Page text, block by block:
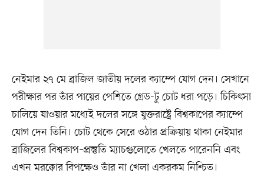
নেইমার ২৭ মে ব্রাজিল জাতীয় দলের ক্যাম্পে যোগ দেন। সেখানে
পরীক্ষার পর তাঁর পায়ের পেশিতে গ্রেড-টু চোট ধরা পড়ে। চিকিৎসা
চালিয়ে যাওয়ার মধ্যেই দলের সঙ্গে যুক্তরাষ্ট্রে বিশ্বকাপের ক্যাম্পে
যোগ দেন তিনি। চোট থেকে সেরে ওঠার প্রক্রিয়ায় থাকা নেইমার
ব্রাজিলের বিশ্বকাপ–প্রস্তুতি ম্যাচগুলোতে খেলতে পারেননি এবং
এখন মরক্কোর বিপক্ষেও তাঁর না খেলা একরকম নিশ্চিত।